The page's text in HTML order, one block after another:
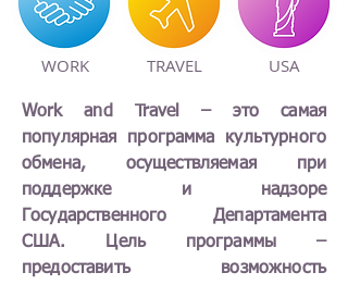
WORK TRAVEL USA
Work and Travel – это самая
популярная программа культурного
обмена, осуществляемая при
поддержке и надзоре
Государственного Департамента
США. Цель программы –
предоставить возможность